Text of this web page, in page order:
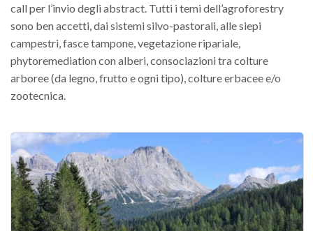
call per l’invio degli abstract. Tutti i temi dell’agroforestry
sono ben accetti, dai sistemi silvo-pastorali, alle siepi
campestri, fasce tampone, vegetazione ripariale,
phytoremediation con alberi, consociazioni tra colture
arboree (da legno, frutto e ogni tipo), colture erbacee e/o
zootecnica.